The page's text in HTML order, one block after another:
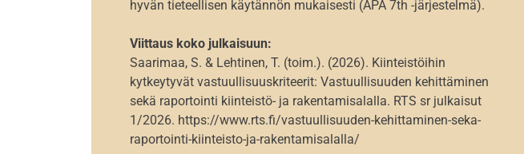
hyvän tieteellisen käytännön mukaisesti (APA 7th -järjestelmä).
Viittaus koko julkaisuun:
Saarimaa, S. & Lehtinen, T. (toim.). (2026). Kiinteistöihin
kytkeytyvät vastuullisuuskriteerit: Vastuullisuuden kehittäminen
sekä raportointi kiinteistö- ja rakentamisalalla. RTS sr julkaisut
1/2026. https://www.rts.fi/vastuullisuuden-kehittaminen-seka-
raportointi-kiinteisto-ja-rakentamisalalla/